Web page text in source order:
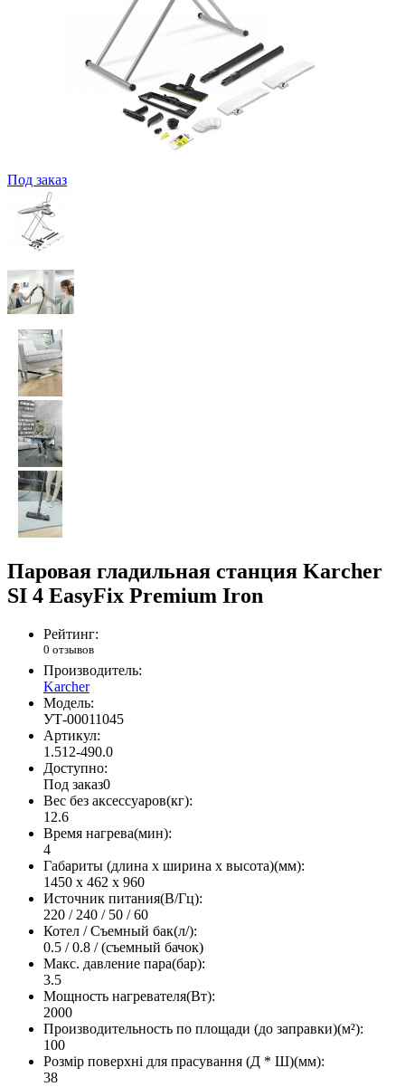
Под заказ
Паровая гладильная станция Karcher
SI 4 EasyFix Premium Iron
Рейтинг:
0 отзывов
Производитель:
Karcher
Модель:
УТ-00011045
Артикул:
1.512-490.0
Доступно:
Под заказ0
Вес без аксессуаров(кг):
12.6
Время нагрева(мин):
4
Габариты (длина х ширина х высота)(мм):
1450 x 462 x 960
Источник питания(В/Гц):
220 / 240 / 50 / 60
Котел / Съемный бак(л/):
0.5 / 0.8 / (съемный бачок)
Макс. давление пара(бар):
3.5
Мощность нагревателя(Вт):
2000
Производительность по площади (до заправки)(м²):
100
Розмір поверхні для прасування (Д * Ш)(мм):
38